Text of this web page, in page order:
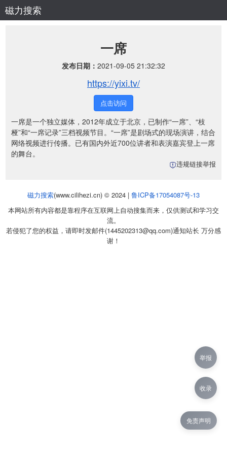
磁力搜索
一席
发布日期： 2021-09-05 21:32:32
https://yixi.tv/
点击访问
一席是一个独立媒体，2012年成立于北京，已制作“一席”、“枝
桠”和“一席记录”三档视频节目。“一席”是剧场式的现场演讲，结合
网络视频进行传播。已有国内外近700位讲者和表演嘉宾登上一席
的舞台。
违规链接举报
磁力搜索(www.cilihezi.cn) © 2024 | 鲁ICP备17054087号-13
本网站所有内容都是靠程序在互联网上自动搜集而来，仅供测试和学习交
流。
若侵犯了您的权益，请即时发邮件(1445202313@qq.com)通知站长 万分感
谢！
免责声明
举报
收录